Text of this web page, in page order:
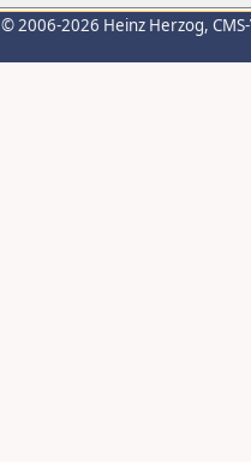
© 2006-2026 Heinz Herzog,